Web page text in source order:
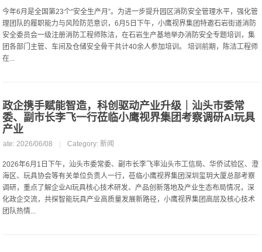
今年6月是全国第23个“安全生产月”。为进一步提升园区消防安全管理水平，强化管
理团队的履职能力与风险防范意识，6月5日下午，小鹰视界集团特邀石岩街道消防
安全委员会一级注册消防工程师陈洁，在石岩生产基地举办消防安全专题培训，集
团各部门主管、车间及仓储安全骨干共计40余人参加培训。 培训前期，陈洁工程师
在...
政企携手赋能智造，科创驱动产业升级｜汕头市委常
委、副市长李飞一行莅临小鹰视界集团考察调研AI玩具
产业
2026/06/08 Category:新闻
2026年6月1日下午，汕头市委常委、副市长李飞率汕头市工信局、华侨试验区、澄
海区、玩具协会等有关单位负责人一行，莅临小鹰视界集团深圳玺玥大厦总部考察
调研，重点了解企业AI玩具核心技术研发、产品创新落地及产业生态布局情况，深
化政企交流，共探智能玩具产业高质量发展新路径，小鹰视界集团高层及核心技术
团队热情...